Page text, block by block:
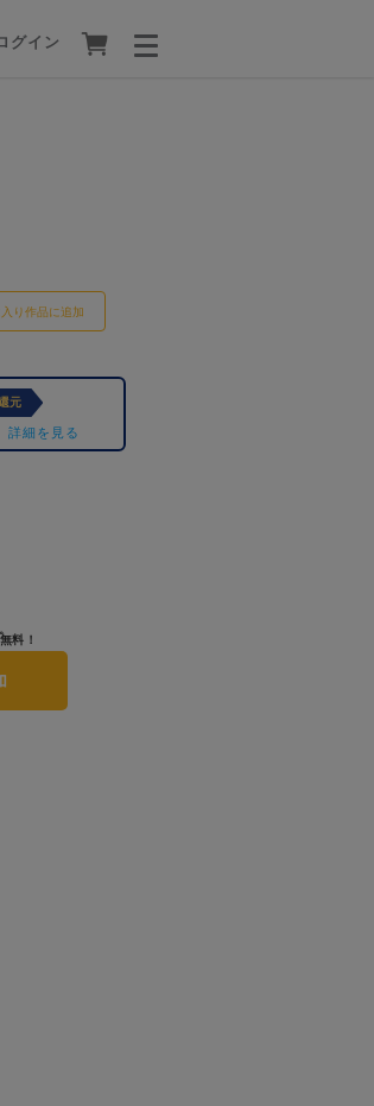
グイン
り作品に追加
元
詳細を見る
料！